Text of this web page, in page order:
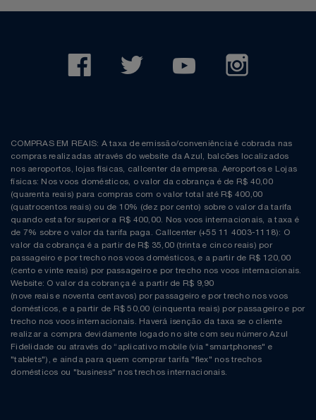
COMPRAS EM REAIS: A taxa de emissão/conveniência é cobrada nas
compras realizadas através do website da Azul, balcões localizados
nos aeroportos, lojas físicas, callcenter da empresa. Aeroportos e Lojas
físicas: Nos voos domésticos, o valor da cobrança é de R$ 40,00
(quarenta reais) para compras com o valor total até R$ 400,00
(quatrocentos reais) ou de 10% (dez por cento) sobre o valor da tarifa
quando esta for superior a R$ 400,00. Nos voos internacionais, a taxa é
de 7% sobre o valor da tarifa paga. Callcenter (+55 11 4003-1118): O
valor da cobrança é a partir de R$ 35,00 (trinta e cinco reais) por
passageiro e por trecho nos voos domésticos, e a partir de R$ 120,00
(cento e vinte reais) por passageiro e por trecho nos voos internacionais.
Website: O valor da cobrança é a partir de R$ 9,90
(nove reais e noventa centavos) por passageiro e por trecho nos voos
domésticos, e a partir de R$ 50,00 (cinquenta reais) por passageiro e por
trecho nos voos internacionais. Haverá isenção da taxa se o cliente
realizar a compra devidamente logado no site com seu número Azul
Fidelidade ou através do “aplicativo mobile (via "smartphones" e
"tablets"), e ainda para quem comprar tarifa "flex" nos trechos
domésticos ou "business" nos trechos internacionais.